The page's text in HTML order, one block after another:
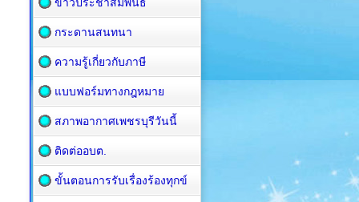
กระดานสนทนา
ความรู้เกี่ยวกับภาษี
แบบฟอร์มทางกฎหมาย
สภาพอากาศเพชรบุรีวันนี้
ติดต่ออบต.
ขั้นตอนการรับเรื่องร้องทุกข์